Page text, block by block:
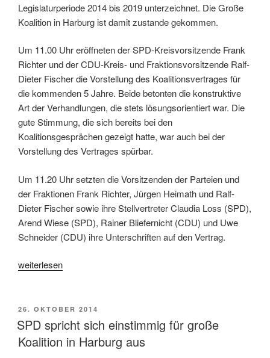
Legislaturperiode 2014 bis 2019 unterzeichnet. Die Große
Koalition in Harburg ist damit zustande gekommen.
Um 11.00 Uhr eröffneten der SPD-Kreisvorsitzende Frank
Richter und der CDU-Kreis- und Fraktionsvorsitzende Ralf-
Dieter Fischer die Vorstellung des Koalitionsvertrages für
die kommenden 5 Jahre. Beide betonten die konstruktive
Art der Verhandlungen, die stets lösungsorientiert war. Die
gute Stimmung, die sich bereits bei den
Koalitionsgesprächen gezeigt hatte, war auch bei der
Vorstellung des Vertrages spürbar.
Um 11.20 Uhr setzten die Vorsitzenden der Parteien und
der Fraktionen Frank Richter, Jürgen Heimath und Ralf-
Dieter Fischer sowie ihre Stellvertreter Claudia Loss (SPD),
Arend Wiese (SPD), Rainer Bliefernicht (CDU) und Uwe
Schneider (CDU) ihre Unterschriften auf den Vertrag.
„Koalitionsvertrag
und
CDU
ist
unterzeichnet“
weiterlesen
VERÖFFENTLICHT
AM
26. OKTOBER 2014
SPD spricht sich einstimmig für große
Koalition in Harburg aus